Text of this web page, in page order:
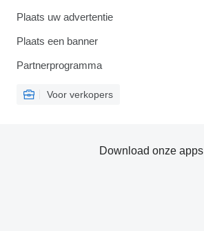
Plaats uw advertentie
Plaats een banner
Partnerprogramma
Voor verkopers
Download onze apps